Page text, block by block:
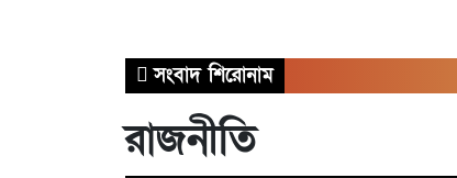
সংবাদ শিরোনাম
রাজনীতি